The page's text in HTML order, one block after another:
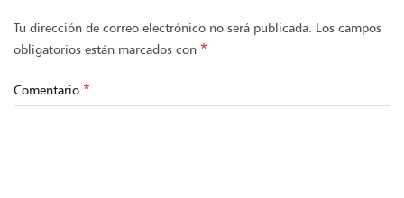
Tu dirección de correo electrónico no será publicada. Los campos
obligatorios están marcados con *
Comentario *